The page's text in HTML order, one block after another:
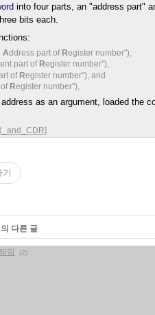
into four parts, an "address part"
bits each.
Address part of Register number"),
part of Register number"),
of Register number"), and
Register number"),
as an argument, loaded the
]
기
다른 글
밍 (2)